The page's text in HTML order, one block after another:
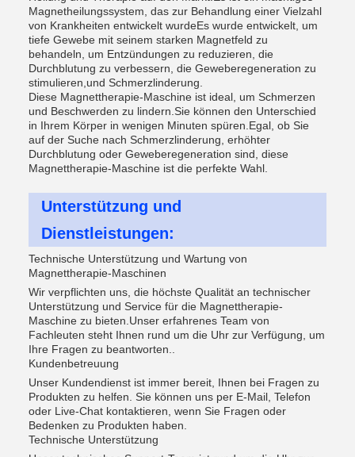
Magnetheilungssystem, das zur Behandlung einer Vielzahl
von Krankheiten entwickelt wurdeEs wurde entwickelt, um
tiefe Gewebe mit seinem starken Magnetfeld zu
behandeln, um Entzündungen zu reduzieren, die
Durchblutung zu verbessern, die Geweberegeneration zu
stimulieren,und Schmerzlinderung.
Diese Magnettherapie-Maschine ist ideal, um Schmerzen
und Beschwerden zu lindern.Sie können den Unterschied
in Ihrem Körper in wenigen Minuten spüren.Egal, ob Sie
auf der Suche nach Schmerzlinderung, erhöhter
Durchblutung oder Geweberegeneration sind, diese
Magnettherapie-Maschine ist die perfekte Wahl.
Unterstützung und
Dienstleistungen:
Technische Unterstützung und Wartung von
Magnettherapie-Maschinen
Wir verpflichten uns, die höchste Qualität an technischer
Unterstützung und Service für die Magnettherapie-
Maschine zu bieten.Unser erfahrenes Team von
Fachleuten steht Ihnen rund um die Uhr zur Verfügung, um
Ihre Fragen zu beantworten..
Kundenbetreuung
Unser Kundendienst ist immer bereit, Ihnen bei Fragen zu
Produkten zu helfen. Sie können uns per E-Mail, Telefon
oder Live-Chat kontaktieren, wenn Sie Fragen oder
Bedenken zu Produkten haben.
Technische Unterstützung